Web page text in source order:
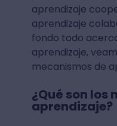
aprendizaje
aprendizaje
fondo todo
aprendizaje,
mecanismos de
¿Qué son los
aprendizaje?